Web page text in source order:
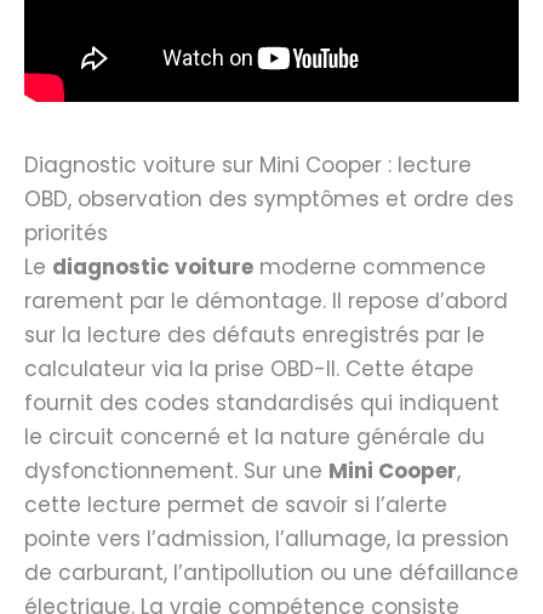
Diagnostic voiture sur Mini Cooper : lecture
OBD, observation des symptômes et ordre des
priorités
Le diagnostic voiture moderne commence
rarement par le démontage. Il repose d’abord
sur la lecture des défauts enregistrés par le
calculateur via la prise OBD-II. Cette étape
fournit des codes standardisés qui indiquent
le circuit concerné et la nature générale du
dysfonctionnement. Sur une Mini Cooper,
cette lecture permet de savoir si l’alerte
pointe vers l’admission, l’allumage, la pression
de carburant, l’antipollution ou une défaillance
électrique. La vraie compétence consiste